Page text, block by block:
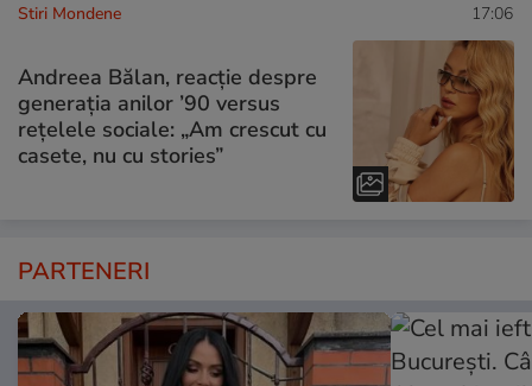
Stiri Mondene 17:06
Andreea Bălan, reacție despre
generația anilor ’90 versus
rețelele sociale: „Am crescut cu
casete, nu cu stories”
PARTENERI